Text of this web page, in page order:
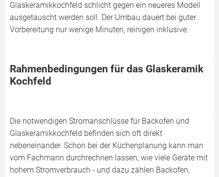
Glaskeramikkochfeld schlicht gegen ein neueres Modell
ausgetauscht werden soll. Der Umbau dauert bei guter
Vorbereitung nur wenige Minuten, reinigen inklusive.
Rahmenbedingungen für das Glaskeramik
Kochfeld
Die notwendigen Stromanschlüsse für Backofen und
Glaskeramikkochfeld befinden sich oft direkt
nebeneinander. Schon bei der Küchenplanung kann man
vom Fachmann durchrechnen lassen, wie viele Geräte mit
hohem Stromverbrauch - und dazu zählen Backofen,